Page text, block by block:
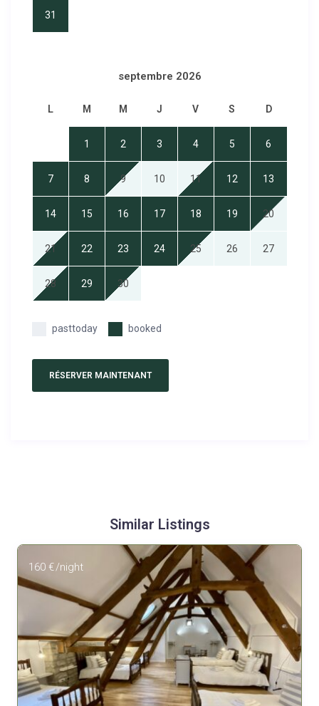
31
septembre 2026
L M M J V S D
1 2 3 4 5 6
7 8 9 10 11 12 13
14 15 16 17 18 19 20
21 22 23 24 25 26 27
28 29 30
pasttoday booked
RÉSERVER MAINTENANT
Similar Listings
160 €/night